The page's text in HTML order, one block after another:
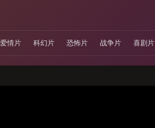
爱情片 科幻片 恐怖片 战争片 喜剧片